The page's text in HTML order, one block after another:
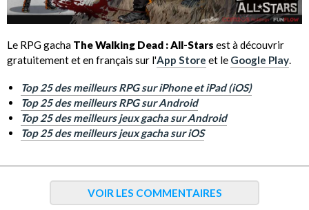
Le RPG gacha The Walking Dead : All-Stars est à découvrir
gratuitement et en français sur l'App Store et le Google Play
Top 25 des meilleurs RPG sur iPhone et iPad (iOS)
Top 25 des meilleurs RPG sur Android
Top 25 des meilleurs jeux gacha sur Android
Top 25 des meilleurs jeux gacha sur iOS
VOIR LES COMMENTAIRES